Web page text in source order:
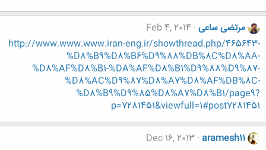
مرتضی ساعی Feb 4, 2014
http://www.www.www.iran-eng.ir/showthread.php/465643-
%D8%B9%D8%B6%D9%88%DB%8C%D8%AA-
%D8%AF%D8%B1-%DA%AF%D8%B1%D9%88%D9%87-
%D8%AC%D9%87%D8%A7%D8%AF%DB%8C-
%D8%B9%D9%85%D8%A7%D8%B1/page9?
p=7281451&viewfull=1#post7281451
aramesh11
Dec 16, 2013